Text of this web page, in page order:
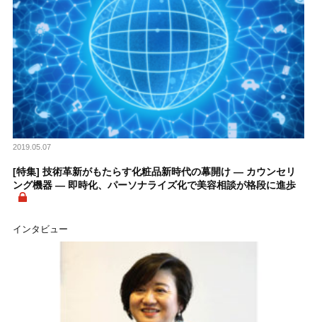
2019.05.07
[特集] 技術革新がもたらす化粧品新時代の幕開け ― カウンセリ
ング機器 ― 即時化、パーソナライズ化で美容相談が格段に進歩
インタビュー